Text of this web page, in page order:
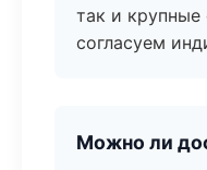
так и
согласуем
Можно ли